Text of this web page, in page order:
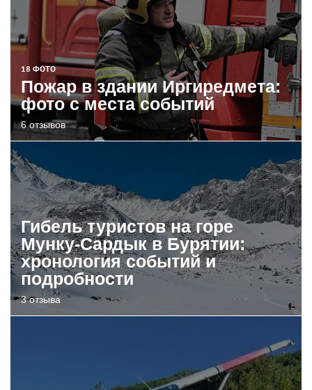
18 ФОТО
Пожар в здании Иргиредмета:
фото с места событий
6 отзывов
Гибель туристов на горе
Мунку-Сардык в Бурятии:
хронология событий и
подробности
3 отзыва